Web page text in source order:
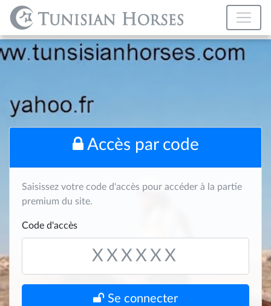
Accès par code
Saisissez votre code d'accès pour accéder à la partie
premium du site.
Code d'accès
Se connecter